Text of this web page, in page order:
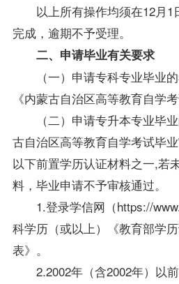
以上所有操作均须在12月
完成，逾期不予受理。
二、申请毕业有关要求
（一）申请专科专业毕业
《内蒙古自治区高等教育自学
（二）申请专升本专业毕
古自治区高等教育自学考试毕
以下前置学历认证材料之一,若
料，毕业申请不予审核通过。
1.登录学信网（https://
科学历（或以上）《教育部学
表》。
2.2002年（含2002年）以